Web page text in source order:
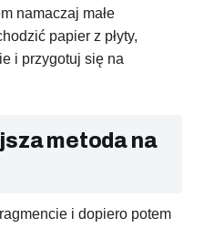
namaczaj małe
papier z płyty,
i przygotuj się na
metoda na
i dopiero potem